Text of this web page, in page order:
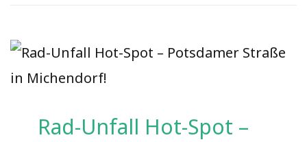
Rad-Unfall Hot-Spot –